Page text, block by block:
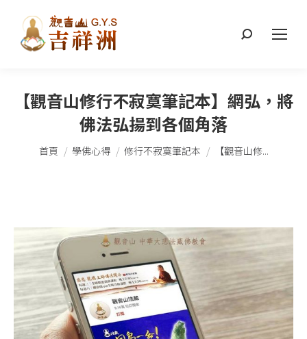
搜
【觀音山修行不寂寞筆記本】網弘，將
佛法弘揚到各個角落
您在這裡：
首頁 學佛心得 修行不寂寞筆記本 【觀音山修...